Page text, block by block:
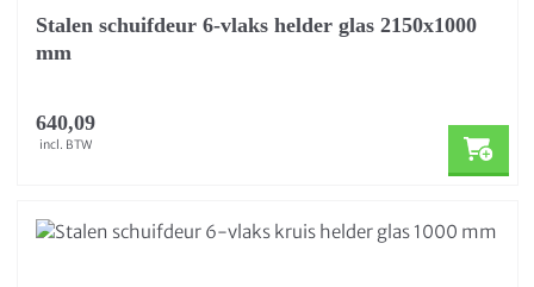
Stalen schuifdeur 6-vlaks helder glas 2150x1000
mm
640,09
incl. BTW